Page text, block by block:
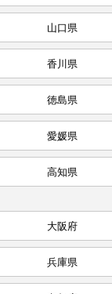
山口県
香川県
徳島県
愛媛県
高知県
大阪府
兵庫県